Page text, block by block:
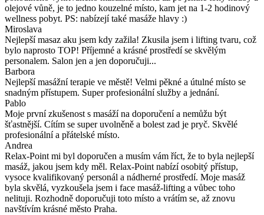
olejové vůně, je to jedno kouzelné místo, kam jet na 1-2 hodinový
wellness pobyt. PS: nabízejí také masáže hlavy :)
Miroslava
Nejlepší masaz aku jsem kdy zažila! Zkusila jsem i lifting tvaru, což
bylo naprosto TOP! Příjemné a krásné prostředí se skvělým
personalem. Salon jen a jen doporučuji...
Barbora
Nejlepší masážní terapie ve městě! Velmi pěkné a útulné místo se
snadným přístupem. Super profesionální služby a jednání.
Pablo
Moje první zkušenost s masáží na doporučení a nemůžu být
šťastnější. Cítím se super uvolněně a bolest zad je pryč. Skvělé
profesionální a přátelské místo.
Andrea
Relax-Point mi byl doporučen a musím vám říct, že to byla nejlepší
masáž, jakou jsem kdy měl. Relax-Point nabízí osobitý přístup,
vysoce kvalifikovaný personál a nádherné prostředí. Moje masáž
byla skvělá, vyzkoušela jsem i face masáž-lifting a vůbec toho
nelituji. Rozhodně doporučuji toto místo a vrátím se, až znovu
navštívím krásné město Praha.